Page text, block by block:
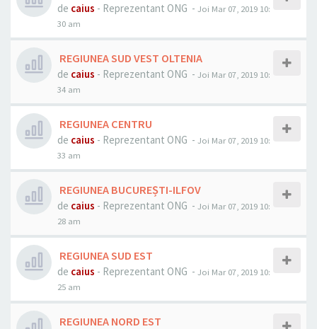
de caius - Reprezentant ONG - Joi Mar 07, 2019 10:
30 am
REGIUNEA SUD VEST OLTENIA
de caius - Reprezentant ONG - Joi Mar 07, 2019 10:
34 am
REGIUNEA CENTRU
de caius - Reprezentant ONG - Joi Mar 07, 2019 10:
33 am
REGIUNEA BUCUREȘTI-ILFOV
de caius - Reprezentant ONG - Joi Mar 07, 2019 10:
28 am
REGIUNEA SUD EST
de caius - Reprezentant ONG - Joi Mar 07, 2019 10:
25 am
REGIUNEA NORD EST